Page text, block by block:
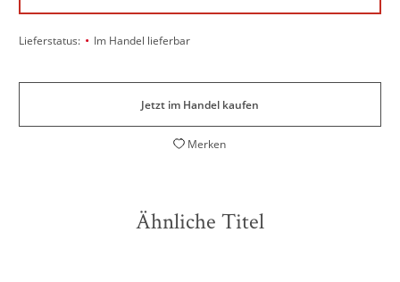
Lieferstatus: • Im Handel lieferbar
Jetzt im Handel kaufen
Merken
Ähnliche Titel